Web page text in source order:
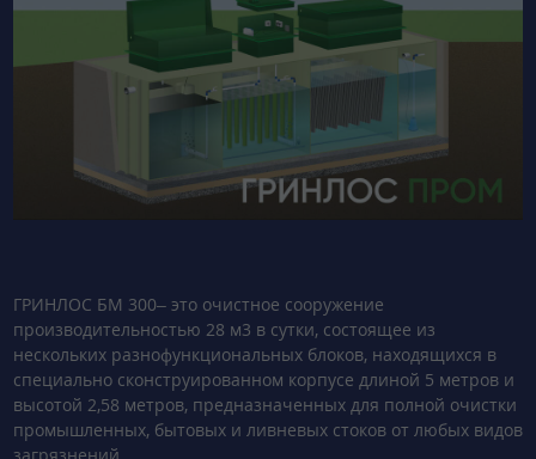
ГРИНЛОС БМ 300– это очистное сооружение
производительностью 28 м3 в сутки, состоящее из
нескольких разнофункциональных блоков, находящихся в
специально сконструированном корпусе длиной 5 метров и
высотой 2,58 метров, предназначенных для полной очистки
промышленных, бытовых и ливневых стоков от любых видов